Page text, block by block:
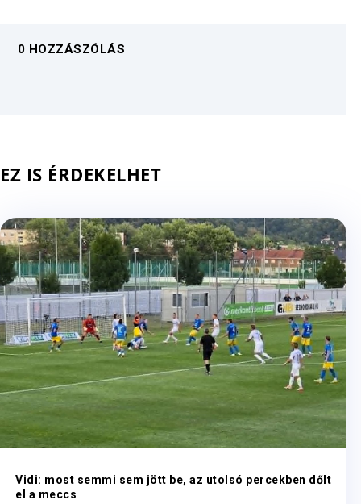
0 HOZZÁSZÓLÁS
EZ IS ÉRDEKELHET
Vidi: most semmi sem jött be, az utolsó percekben dőlt
el a meccs